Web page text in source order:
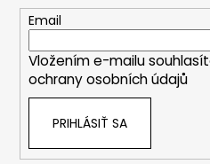
Email
Vložením e-mailu
ochrany osobních údajů
PRIHLÁSIŤ SA